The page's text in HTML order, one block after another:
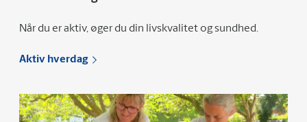
Når du er aktiv, øger du din livskvalitet og sundhed.
Aktiv hverdag